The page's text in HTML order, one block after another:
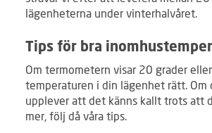
lägenheterna under vinterhalvåret.
Tips för bra
Om termometern visar 20 grader
temperaturen i din lägenhet rätt. Om
upplever att det känns kallt trots att
mer, följ då våra tips.